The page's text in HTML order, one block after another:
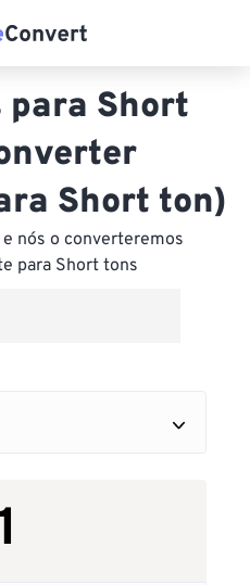
Short
Short ton)
nós o converteremos
para Short tons